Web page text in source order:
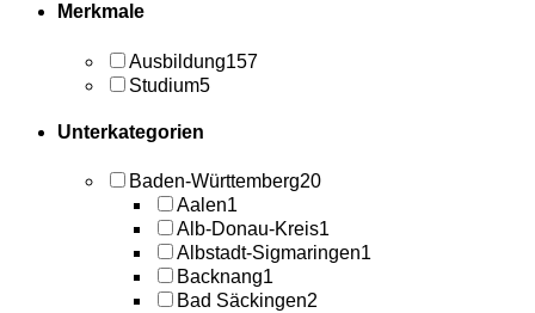
Merkmale
Ausbildung157
Studium5
Unterkategorien
Baden-Württemberg20
Aalen1
Alb-Donau-Kreis1
Albstadt-Sigmaringen1
Backnang1
Bad Säckingen2